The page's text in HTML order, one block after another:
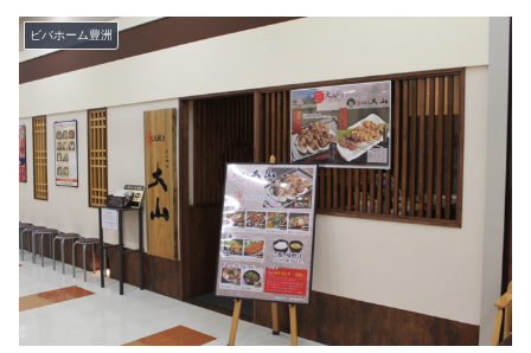
ビバホーム豊洲